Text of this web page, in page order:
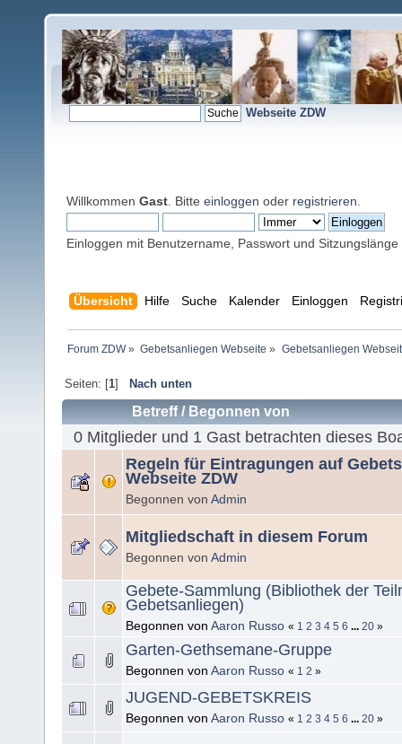
Webseite ZDW
Willkommen Gast . Bitte einloggen oder registrieren
Einloggen mit Benutzername, Passwort und Sitzungslänge
Übersicht Hilfe Suche Kalender Einloggen
Forum ZDW» Gebetsanliegen Webseite » Gebetsanliegen
Seiten: [1] Nach unten
Betreff/ Begonnen von
0 Mitglieder und 1 Gast betrachten dieses
Regeln für Eintragungen auf
Webseite ZDW
Begonnen von Admin
Mitgliedschaft in diesem Forum
Begonnen von Admin
Gebete-Sammlung (Bibliothek der
Gebetsanliegen)
Begonnen von Aaron Russo « 1 2 3 4 5 6 ... 20 »
Garten-Gethsemane-Gruppe
Begonnen von Aaron Russo « 1 2 »
JUGEND-GEBETSKREIS
Begonnen von Aaron Russo « 1 2 3 4 5 6 ... 20 »